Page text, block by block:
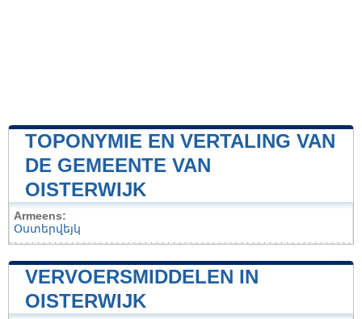
TOPONYMIE EN VERTALING VAN
DE GEMEENTE VAN
OISTERWIJK
Armeens:
Օստերվեյկ
VERVOERSMIDDELEN IN
OISTERWIJK